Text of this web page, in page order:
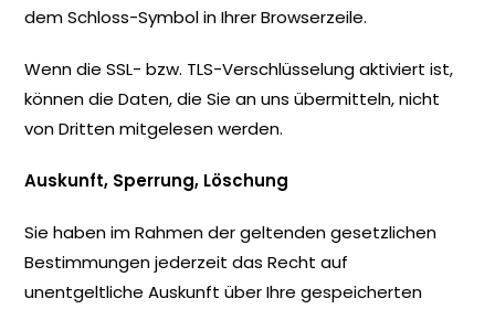
dem Schloss-Symbol in Ihrer Browserzeile.
Wenn die SSL- bzw. TLS-Verschlüsselung aktiviert ist,
können die Daten, die Sie an uns übermitteln, nicht
von Dritten mitgelesen werden.
Auskunft, Sperrung, Löschung
Sie haben im Rahmen der geltenden gesetzlichen
Bestimmungen jederzeit das Recht auf
unentgeltliche Auskunft über Ihre gespeicherten